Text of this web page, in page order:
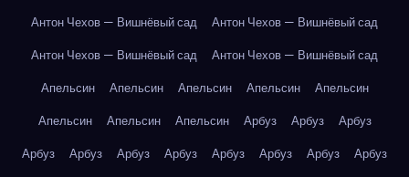
Антон Чехов — Вишнёвый сад
Антон Чехов — Вишнёвый сад
Антон Чехов — Вишнёвый сад
Антон Чехов — Вишнёвый сад
Апельсин
Апельсин Апельсин Апельсин
Апельсин
Апельсин
Апельсин Апельсин Арбуз Арбуз
Арбуз
Арбуз
Арбуз Арбуз Арбуз Арбуз Арбуз Арбуз
Арбуз